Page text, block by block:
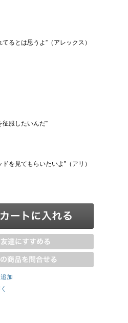
るとは思うよ”（アレックス）
服したいんだ”
を見てもらいたいよ”（アリ）
加